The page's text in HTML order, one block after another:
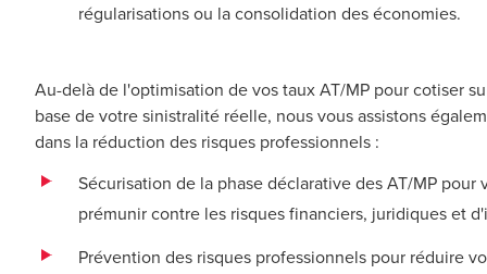
régularisations ou la consolidation des économies.
Au-delà de l'optimisation de vos taux AT/MP pour cotiser
base de votre sinistralité réelle, nous vous assistons
dans la réduction des risques professionnels :
Sécurisation de la phase déclarative des AT/MP pour
prémunir contre les risques financiers, juridiques et
Prévention des risques professionnels pour réduire